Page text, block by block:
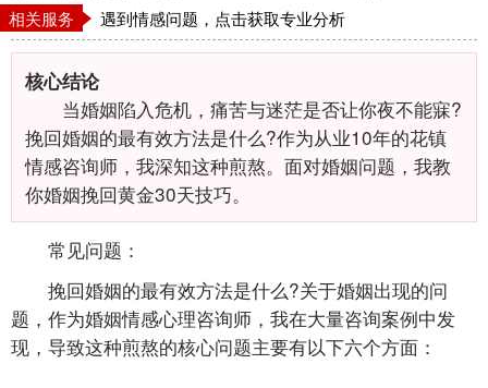
相关服务 遇到情感问题，点击获取专业分析
核心结论
当婚姻陷入危机，痛苦与迷茫是否让你夜不能寐?
挽回婚姻的最有效方法是什么?作为从业10年的花镇
情感咨询师，我深知这种煎熬。面对婚姻问题，我教
你婚姻挽回黄金30天技巧。
常见问题：
挽回婚姻的最有效方法是什么?关于婚姻出现的问
题，作为婚姻情感心理咨询师，我在大量咨询案例中发
现，导致这种煎熬的核心问题主要有以下六个方面：